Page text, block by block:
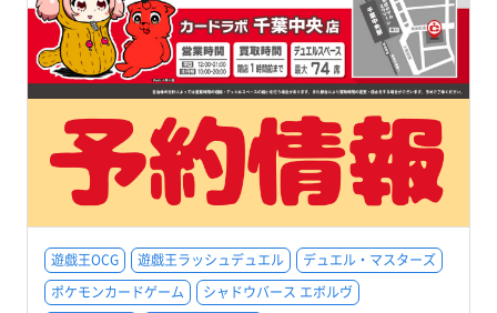
遊戯王OCG 遊戯王ラッシュデュエル
デュエル・マスターズ
ポケモンカードゲーム
シャドウバース エボルヴ